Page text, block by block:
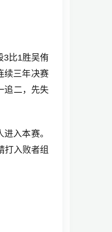
3比1胜吴侑
续三年决赛
追二，先失
入本赛。
打入败者组